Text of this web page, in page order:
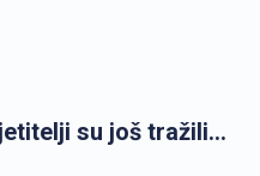
su još tražili...